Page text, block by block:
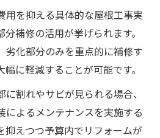
用を抑える具体的な屋根工事実
補修の活用が挙げられます。
劣化部分のみを重点的に補修す
に軽減することが可能です。
割れやサビが見られる場合、
によるメンテナンスを実施する
抑えつつ予算内でリフォームが